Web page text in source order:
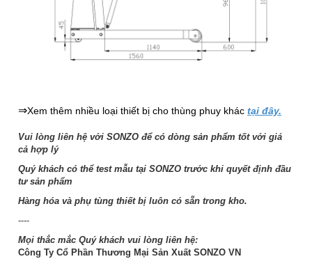
⇒Xem thêm nhiều loại thiết bị cho thùng phuy khác tại đây.
Vui lòng liên hệ với SONZO để có dòng sản phẩm tốt với giá
cả hợp lý
Quý khách có thể test mẫu tại SONZO trước khi quyết định đầu
tư sản phẩm
Hàng hóa và phụ tùng thiết bị luôn có sẵn trong kho.
----
Mọi thắc mắc Quý khách vui lòng liên hệ:
Công Ty Cổ Phần Thương Mại Sản Xuất SONZO VN